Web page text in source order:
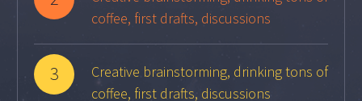
coffee, first drafts, discussions
3
Creative brainstorming, drinking tons of
coffee, first drafts, discussions